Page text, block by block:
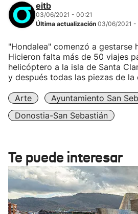
eitb
03/06/2021 - 00:21
Última actualización 03/06/2021 -
"Hondalea" comenzó a gestarse
Hicieron falta más de 50 viajes
helicóptero a la isla de Santa
y después todas las piezas de la
Arte
Ayuntamiento San
Donostia-San Sebastián
Te puede interesar